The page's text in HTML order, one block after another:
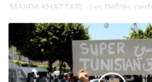
MAJIDA KHATTARI - Les Défilés-
des défilés-performances
problèmes politiques, culturels
travers le voile islamique. Elle
sculptures qui donnent à voir